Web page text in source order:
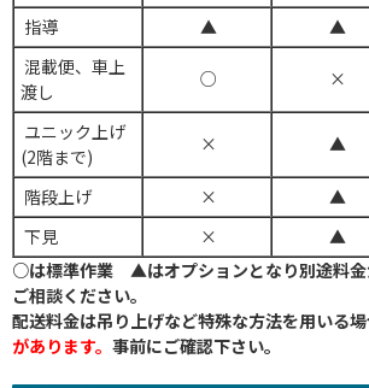
指導
▲ ▲
混載便、車上
渡し
○ ×
ユニック上げ
(2階まで)
× ▲
階段上げ × ▲
下見
× ▲
○は標準作業 ▲はオプションとなり別途料金
ご相談ください。
配送料金は吊り上げなど特殊な方法を用いる
があります。 事前にご確認下さい。